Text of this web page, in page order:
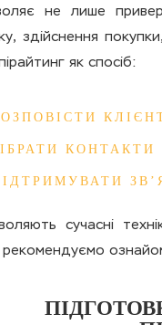
не лише
здійснення
як спосіб:
КОНТАКТИ
сучасні